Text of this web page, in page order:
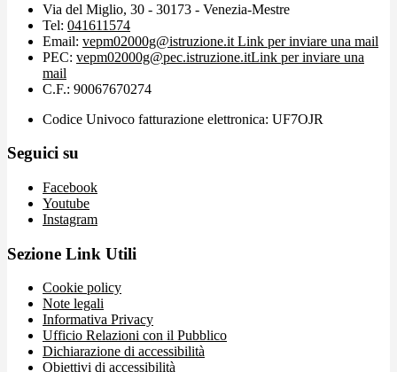
Via del Miglio, 30 - 30173 - Venezia-Mestre
Tel: 041611574
Email: vepm02000g@istruzione.it Link per inviare una mail
PEC: vepm02000g@pec.istruzione.itLink per inviare una
mail
C.F.: 90067670274
Codice Univoco fatturazione elettronica: UF7OJR
Seguici su
Facebook
Youtube
Instagram
Sezione Link Utili
Cookie policy
Note legali
Informativa Privacy
Ufficio Relazioni con il Pubblico
Dichiarazione di accessibilità
Obiettivi di accessibilità